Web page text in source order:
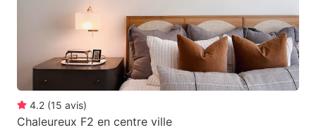
4.2 (15 avis)
Chaleureux F2 en centre ville